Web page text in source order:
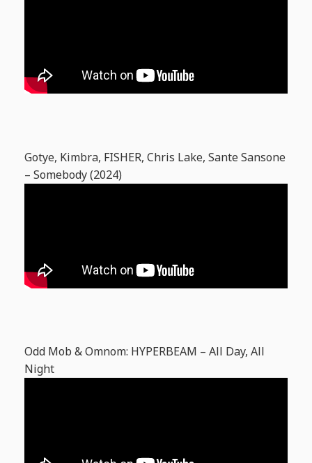
Gotye, Kimbra, FISHER, Chris Lake, Sante Sansone
– Somebody (2024)
Odd Mob & Omnom: HYPERBEAM – All Day, All
Night